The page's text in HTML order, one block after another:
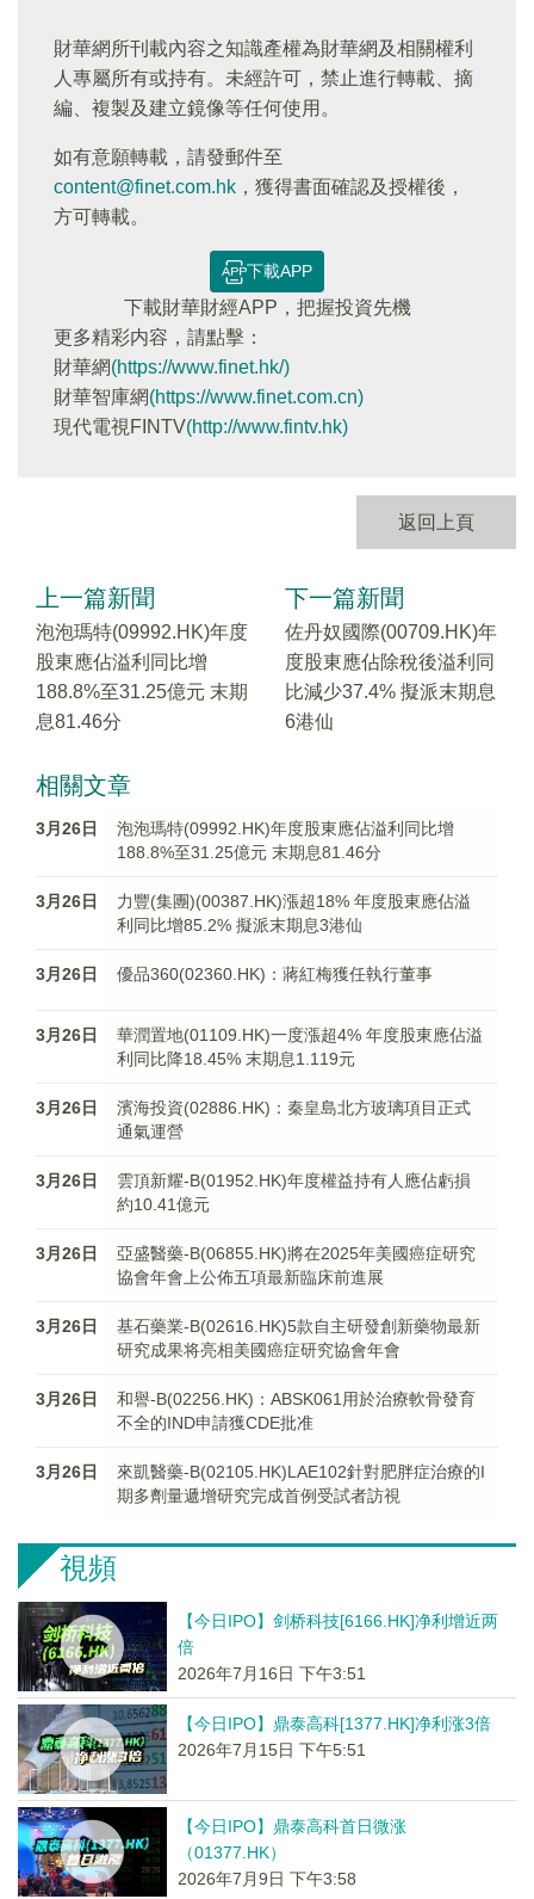
財華網所刊載內容之知識產權為財華網及相關權利
人專屬所有或持有。未經許可，禁止進行轉載、摘
編、複製及建立鏡像等任何使用。
如有意願轉載，請發郵件至
content@finet.com.hk ，獲得書面確認及授權後，
方可轉載。
下載APP
下載財華財經APP，把握投資先機
更多精彩内容，請點擊：
財華網(https://www.finet.hk/)
財華智庫網(https://www.finet.com.cn)
現代電視FINTV(http://www.fintv.hk)
返回上頁
上一篇新聞
泡泡瑪特(09992.HK)年度
股東應佔溢利同比增
188.8%至31.25億元 末期
息81.46分
下一篇新聞
佐丹奴國際(00709.HK)年
度股東應佔除稅後溢利同
比減少37.4% 擬派末期息
6港仙
相關文章
3月26日
泡泡瑪特(09992.HK)年度股東應佔溢利同比增
188.8%至31.25億元 末期息81.46分
3月26日
力豐(集團)(00387.HK)漲超18% 年度股東應佔溢
利同比增85.2% 擬派末期息3港仙
3月26日 優品360(02360.HK)：蔣紅梅獲任執行董事
3月26日
華潤置地(01109.HK)一度漲超4% 年度股東應佔溢
利同比降18.45% 末期息1.119元
3月26日
濱海投資(02886.HK)：秦皇島北方玻璃項目正式
通氣運營
3月26日
雲頂新耀-B(01952.HK)年度權益持有人應佔虧損
約10.41億元
3月26日
亞盛醫藥-B(06855.HK)將在2025年美國癌症研究
協會年會上公佈五項最新臨床前進展
3月26日
基石藥業-B(02616.HK)5款自主研發創新藥物最新
研究成果将亮相美國癌症研究協會年會
3月26日
和譽-B(02256.HK)：ABSK061用於治療軟骨發育
不全的IND申請獲CDE批准
3月26日
來凱醫藥-B(02105.HK)LAE102針對肥胖症治療的I
期多劑量遞增研究完成首例受試者訪視
視頻
【今日IPO】剑桥科技[6166.HK]净利增近两
倍
2026年7月16日 下午3:51
【今日IPO】鼎泰高科[1377.HK]净利涨3倍
2026年7月15日 下午5:51
【今日IPO】鼎泰高科首日微涨
（01377.HK）
2026年7月9日 下午3:58